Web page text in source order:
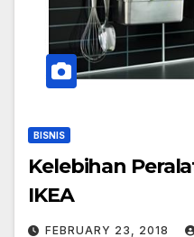
BISNIS
Kelebihan
IKEA
FEBRUARY 23, 2018